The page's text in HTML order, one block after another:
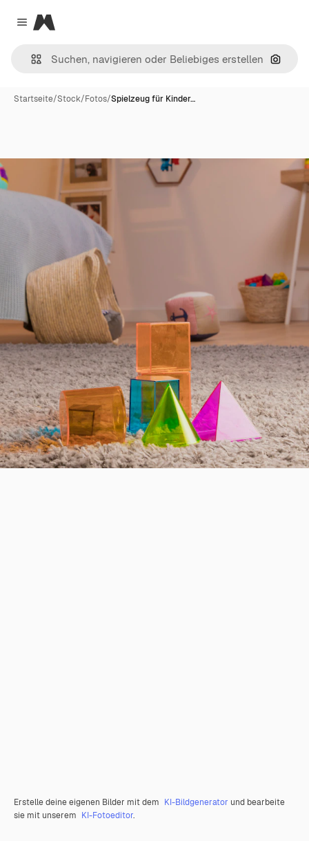
Close menu
Magnific
Nach
Startseite/Stock/Fotos/Spielzeug für Kinder…
Erstelle deine eigenen Bilder mit dem KI-Bildgenerator und bearbeite
sie mit unserem KI-Fotoeditor.